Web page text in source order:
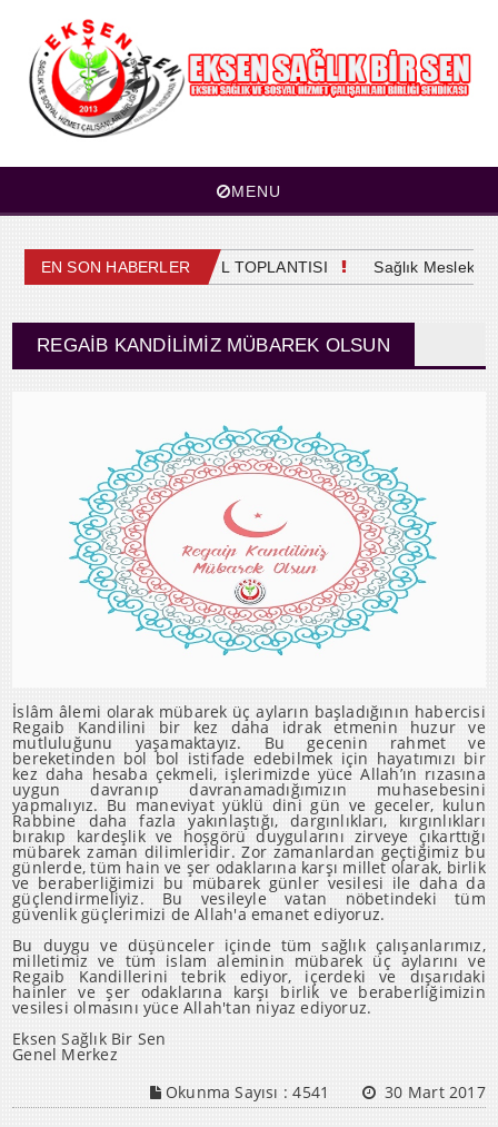
MENU
EN SON HABERLER
4. OLAĞAN GENEL KURUL TOPLANTISI Sağlık Meslek
REGAIB KANDILIMIZ MÜBAREK OLSUN
İslâm âlemi olarak mübarek üç ayların başladığının habercisi
Regaib Kandilini bir kez daha idrak etmenin huzur ve
mutluluğunu yaşamaktayız. Bu gecenin rahmet ve
bereketinden bol bol istifade edebilmek için hayatımızı bir
kez daha hesaba çekmeli, işlerimizde yüce Allah’ın rızasına
uygun davranıp davranamadığımızın muhasebesini
yapmalıyız. Bu maneviyat yüklü dini gün ve geceler, kulun
Rabbine daha fazla yakınlaştığı, dargınlıkları, kırgınlıkları
bırakıp kardeşlik ve hoşgörü duygularını zirveye çıkarttığı
mübarek zaman dilimleridir. Zor zamanlardan geçtiğimiz bu
günlerde, tüm hain ve şer odaklarına karşı millet olarak, birlik
ve beraberliğimizi bu mübarek günler vesilesi ile daha da
güçlendirmeliyiz. Bu vesileyle vatan nöbetindeki tüm
güvenlik güçlerimizi de Allah'a emanet ediyoruz.
Bu duygu ve düşünceler içinde tüm sağlık çalışanlarımız,
milletimiz ve tüm islam aleminin mübarek üç aylarını ve
Regaib Kandillerini tebrik ediyor, içerdeki ve dışarıdaki
hainler ve şer odaklarına karşı birlik ve beraberliğimizin
vesilesi olmasını yüce Allah'tan niyaz ediyoruz.
Eksen Sağlık Bir Sen
Genel Merkez
Okunma Sayısı :4541 30 Mart 2017